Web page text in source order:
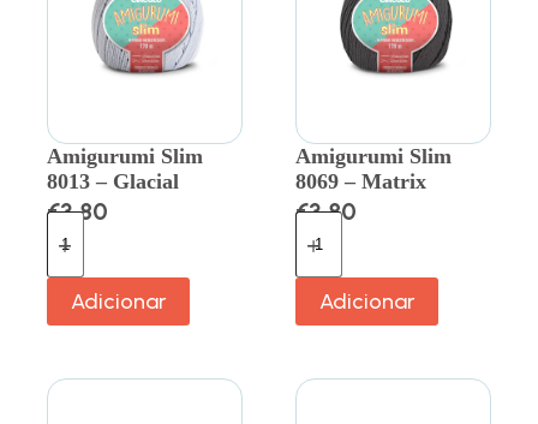
Amigurumi Slim
8013 – Glacial
€3.80
Adicionar
Amigurumi Slim
8069 – Matrix
€3.80
Adicionar